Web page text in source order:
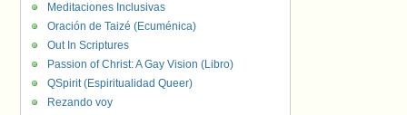
Meditaciones Inclusivas
Oración de Taizé (Ecuménica)
Out In Scriptures
Passion of Christ: A Gay Vision (Libro)
QSpirit (Espiritualidad Queer)
Rezando voy